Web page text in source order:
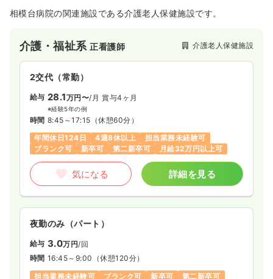
日祝休み
年間休日120日
4週8休以上
気になる 詳細を見る
日勤のみ（常勤）
給与 31.4万円/月 賞与4.2ヶ月
※経験2年の例
時間 8:30～17:00（休憩60分）
日祝休み
年間休日121日 4週8休以上
オンコールあり
気になる
相模台病院の関連施設である介護老人保健施設です。
介護・福祉系正看護師 介護老人保健施設
2交代（常勤）
給与 28.1万円〜/月 賞与4ヶ月
※経験5年の例
時間 8:45～17:15 （休憩60分）
年間休日124日
4週8休以上
担当業務未経験可
ブランク可
新卒可 第二新卒可 月給32万円以上可
気になる 詳細を見る
夜勤のみ（パート）
給与 3.0万円/回
時間 16:45～9:00 （休憩120分）
担当業務未経験可
ブランク可 新卒可 第二新卒可